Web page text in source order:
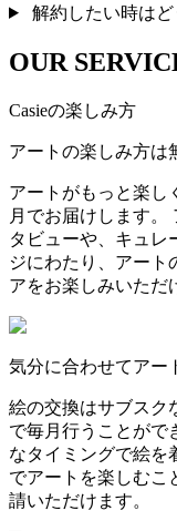
解約したい時は
OUR
Casieの楽しみ方
アートの楽しみ方は
アートがもっと楽し
月でお届けします。
タビューや、キュレ
ジにわたり、アート
アをお楽しみいただ
気分に合わせてアー
絵の交換はサブスク
で毎月行うことがで
なタイミングで絵を
でアートを楽しむこ
請いただけます。